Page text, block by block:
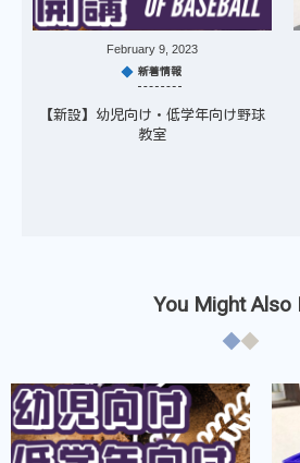
February 9 2023
新着情報
【新設】幼児向け・低学年向け野球
教室
You Might Also